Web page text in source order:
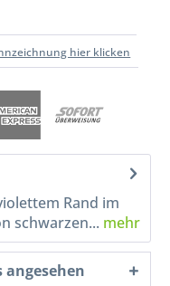
hier klicken
Rand im
schwarzen... mehr